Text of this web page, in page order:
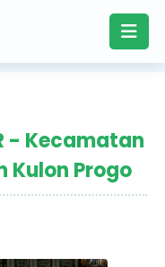
- Kecamatan
Kulon Progo